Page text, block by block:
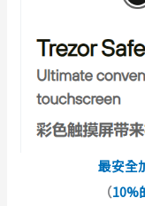
最安全
（10%